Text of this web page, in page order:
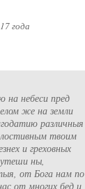
года
небеси пред
же на земли
различныя
твоим
и греховных
ны,
от Бога нам по
от многих бед и